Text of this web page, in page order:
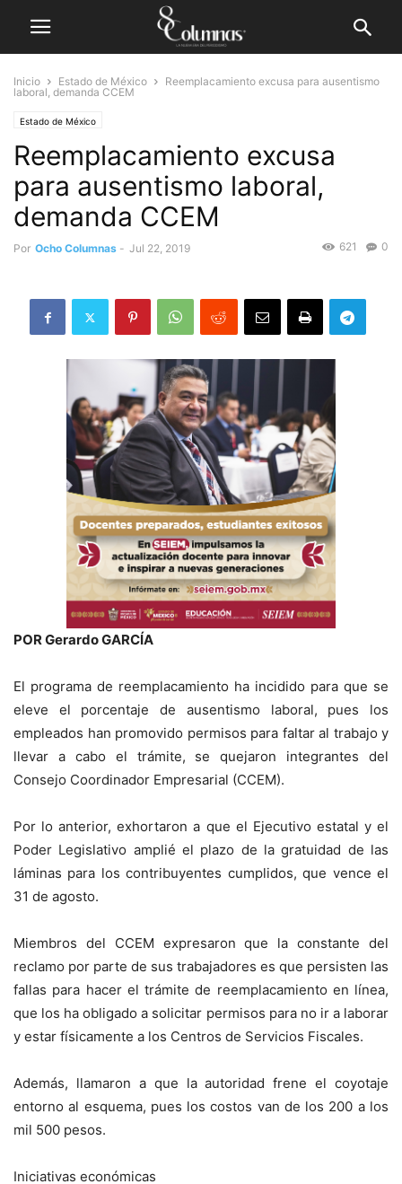
Inicio Estado de México
Reemplacamiento excusa para ausentismo
laboral, demanda CCEM
Estado de México
Reemplacamiento excusa
para ausentismo laboral,
demanda CCEM
Por Ocho Columnas - Jul 22, 2019 0
621
POR Gerardo GARCÍA
El programa de reemplacamiento ha incidido para que se
eleve el porcentaje de ausentismo laboral, pues los
empleados han promovido permisos para faltar al trabajo y
llevar a cabo el trámite, se quejaron integrantes del
Consejo Coordinador Empresarial (CCEM).
Por lo anterior, exhortaron a que el Ejecutivo estatal y el
Poder Legislativo amplié el plazo de la gratuidad de las
láminas para los contribuyentes cumplidos, que vence el
31 de agosto.
Miembros del CCEM expresaron que la constante del
reclamo por parte de sus trabajadores es que persisten las
fallas para hacer el trámite de reemplacamiento en línea,
que los ha obligado a solicitar permisos para no ir a laborar
y estar físicamente a los Centros de Servicios Fiscales.
Además, llamaron a que la autoridad frene el coyotaje
entorno al esquema, pues los costos van de los 200 a los
mil 500 pesos.
Iniciativas económicas